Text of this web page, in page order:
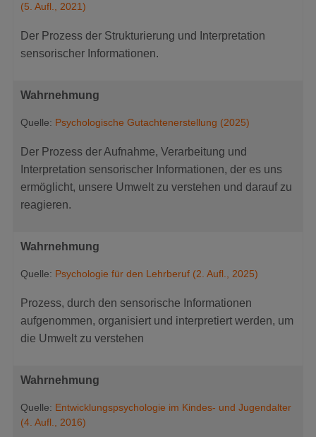
(5. Aufl., 2021)
Der Prozess der Strukturierung und Interpretation
sensorischer Informationen.
Wahrnehmung
Quelle: Psychologische Gutachtenerstellung (2025)
Der Prozess der Aufnahme, Verarbeitung und
Interpretation sensorischer Informationen, der es uns
ermöglicht, unsere Umwelt zu verstehen und darauf zu
reagieren.
Wahrnehmung
Quelle: Psychologie für den Lehrberuf (2. Aufl., 2025)
Prozess, durch den sensorische Informationen
aufgenommen, organisiert und interpretiert werden, um
die Umwelt zu verstehen
Wahrnehmung
Quelle: Entwicklungspsychologie im Kindes- und Jugendalter
(4. Aufl., 2016)